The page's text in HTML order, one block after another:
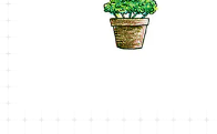
オレガノ・ハーブ苗
ブリキ製プランター
テーブル・チェア・ベンチ